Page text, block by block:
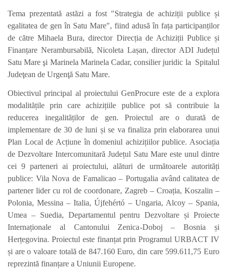
Tema prezentată astăzi a fost ″Strategia de achiziții publice și
egalitatea de gen în Satu Mare″, fiind adusă în fața participanților
de către Mihaela Bura, director Direcția de Achiziții Publice și
Finanțare Nerambursabilă, Nicoleta Lașan, director ADI Județul
Satu Mare şi Marinela Marinela Cadar, consilier juridic la Spitalul
Judeţean de Urgenţă Satu Mare.
Obiectivul principal al proiectului GenProcure este de a explora
modalitățile prin care achizițiile publice pot să contribuie la
reducerea inegalităților de gen. Proiectul are o durată de
implementare de 30 de luni și se va finaliza prin elaborarea unui
Plan Local de Acțiune în domeniul achizițiilor publice. Asociația
de Dezvoltare Intercomunitară Județul Satu Mare este unul dintre
cei 9 parteneri ai proiectului, alături de următoarele autorități
publice: Vila Nova de Famalicao – Portugalia având calitatea de
partener lider cu rol de coordonare, Zagreb – Croația, Koszalin –
Polonia, Messina – Italia, Újfehértó – Ungaria, Alcoy – Spania,
Umea – Suedia, Departamentul pentru Dezvoltare și Proiecte
Internaționale al Cantonului Zenica-Doboj – Bosnia și
Herțegovina. Proiectul este finanțat prin Programul URBACT IV
și are o valoare totală de 847.160 Euro, din care 599.611,75 Euro
reprezintă finanțare a Uniunii Europene.